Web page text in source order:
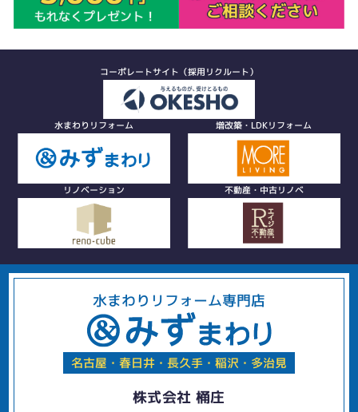
コーポレートサイト（採用リクルート）
水まわりリフォーム 増改築・LDKリフォーム
リノベーション 不動産・中古リノベ
水まわりリフォーム専門店
名古屋・春日井・長久手・稲沢・多治見
株式会社 桶庄